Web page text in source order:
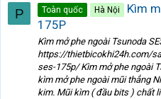
P Toàn quốc Hà Nội
Kìm
175P
Kìm mở phe ngoài Tsunoda
https://thietbicokhi24h.com/
ses-175p/ Kìm mở phe ngoài
kìm mở phe ngoài mũi thẳng
kim. Mũi kìm ( đầu bits ) chất